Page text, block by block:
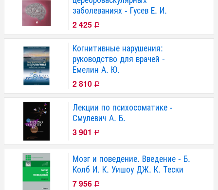
заболеваниях - Гусев Е. И.
2 425 Р
Когнитивные нарушения:
руководство для врачей -
Емелин А. Ю.
2 810 Р
Лекции по психосоматике -
Смулевич А. Б.
3 901 Р
Мозг и поведение. Введение - Б.
Колб И. К. Уишоу ДЖ. К. Тески
7 956 Р